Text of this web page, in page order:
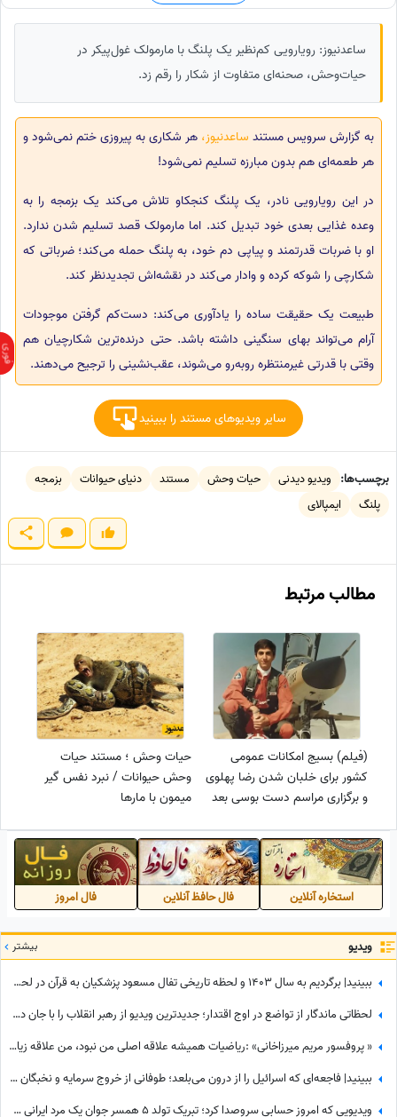
ساعدنیوز: رویارویی کم‌نظیر یک پلنگ با مارمولک غول‌پیکر در
حیات‌وحش، صحنه‌ای متفاوت از شکار را رقم زد.
به گزارش سرویس مستند ساعدنیوز، هر شکاری به پیروزی ختم نمی‌شود و
هر طعمه‌ای هم بدون مبارزه تسلیم نمی‌شود!
در این رویارویی نادر، یک پلنگ کنجکاو تلاش می‌کند یک بزمجه را به
وعده غذایی بعدی خود تبدیل کند. اما مارمولک قصد تسلیم شدن ندارد.
او با ضربات قدرتمند و پیاپی دم خود، به پلنگ حمله می‌کند؛ ضرباتی که
شکارچی را شوکه کرده و وادار می‌کند در نقشه‌اش تجدیدنظر کند.
طبیعت یک حقیقت ساده را یادآوری می‌کند: دست‌کم گرفتن موجودات
آرام می‌تواند بهای سنگینی داشته باشد. حتی درنده‌ترین شکارچیان هم
وقتی با قدرتی غیرمنتظره روبه‌رو می‌شوند، عقب‌نشینی را ترجیح می‌دهند.
سایر ویدیوهای مستند را ببینید
برچسب‌ها: ویدیو دیدنی حیات وحش مستند دنیای حیوانات
بزمجه
پلنگ
ایمپالای
مطالب مرتبط
(فیلم) بسیج امکانات عمومی
کشور برای خلبان شدن رضا پهلوی
و برگزاری مراسم دست بوسی بعد
حیات وحش ؛ مستند حیات
وحش حیوانات / نبرد نفس گیر
میمون با مارها
استخاره آنلاین فال حافظ آنلاین فال امروز
ویدیو بیشتر
ببینید| برگردیم به سال 1403 و لحظه تاریخی تفال مسعود پزشکیان به قرآن در لحظه ورود به ریاست جمهوری؛ نمایش آیات در حضور مخبر و پدر داماد رهبر شهید انقلاب
لحظاتی ماندگار از تواضع در اوج اقتدار؛ جدیدترین ویدیو از رهبر انقلاب را با جان دل ببینید
« پروفسور مریم میرزاخانی» :ریاضیات همیشه علاقه اصلی من نبود، من علاقه زیادی به خواندن رمان داشتم، فکر میکردم یه روزی
ببینید| فاجعه‌ای که اسرائیل را از درون می‌بلعد؛ طوفانی از خروج سرمایه و نخبگان که نتانیاهو را به خاک سیاه نشاند!
ویدیویی که امروز حسابی سروصدا کرد؛ تبریک تولد 5 همسر جوانِ یک مرد ایرانیِ 36 ساله که به سوژه داغ کانال‌ها و پیج‌های خبری تبدیل شد